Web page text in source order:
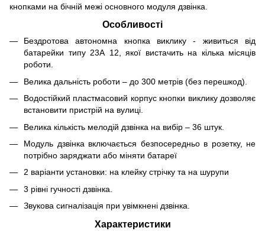
кнопками на бічній межі основного модуля дзвінка.
Особливості
Бездротова автономна кнопка виклику - живиться від
батарейки типу 23А 12, якої вистачить на кілька місяців
роботи.
Велика дальність роботи – до 300 метрів (без перешкод).
Водостійкий пластмасовий корпус кнопки виклику дозволяє
встановити пристрій на вулиці.
Велика кількість мелодій дзвінка на вибір – 36 штук.
Модуль дзвінка включається безпосередньо в розетку, не
потрібно заряджати або міняти батареї
2 варіанти установки: на клейку стрічку та на шурупи
3 рівні гучності дзвінка.
Звукова сигналізація при увімкнені дзвінка.
Характеристики